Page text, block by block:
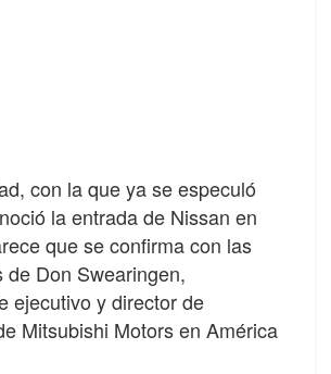
con la que ya se especuló
la entrada de Nissan en
que se confirma con las
de Don Swearingen,
ejecutivo y director de
Mitsubishi Motors en América